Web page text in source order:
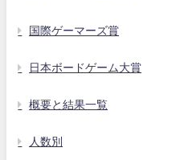
国際ゲーマーズ賞
日本ボードゲーム大賞
概要と結果一覧
人数別